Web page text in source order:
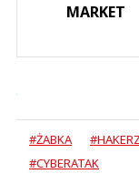
MARKET
#ŻABKA
#CYBERATAK